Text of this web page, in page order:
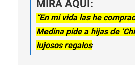
MIRA AQUÍ:
“En mi vida las he
Medina pide a hijas de
lujosos regalos